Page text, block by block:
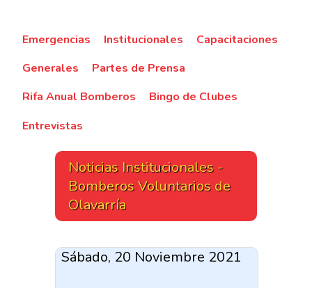
Emergencias Institucionales
Capacitaciones
Generales
Partes de Prensa
Rifa Anual Bomberos
Bingo de Clubes
Entrevistas
Noticias Institucionales -
Bomberos Voluntarios de
Olavarría
Sábado, 20 Noviembre 2021